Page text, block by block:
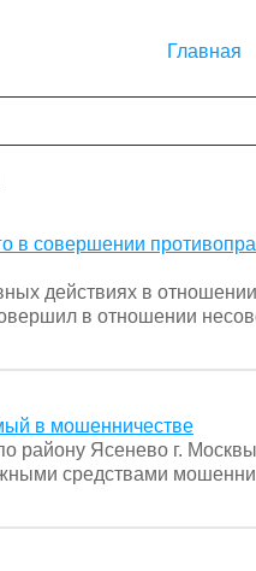
Главная
в совершении
действиях в
в отношении
в мошенничестве
району Ясенево г.
средствами